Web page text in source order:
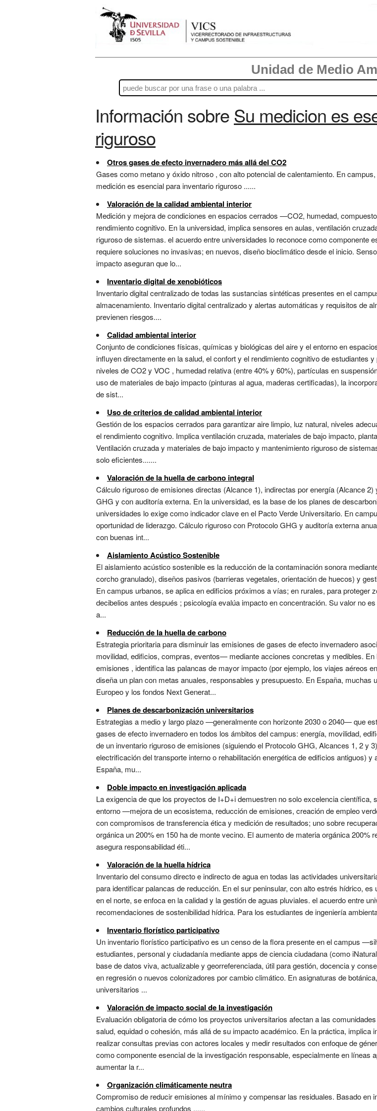
Unidad de Medio
Información sobreSu medicion es
riguroso
Otros gases de efecto invernadero más allá del CO2
Gases como metano y óxido nitroso , con alto potencial de calentamiento. En
medición es esencial para inventario riguroso ......
Valoración de la calidad ambiental interior
Medición y mejora de condiciones en espacios cerrados —CO2, humedad,
rendimiento cognitivo. En la universidad, implica sensores en aulas, ventilación
riguroso de sistemas. el acuerdo entre universidades lo reconoce como componente
requiere soluciones no invasivas; en nuevos, diseño bioclimático desde el inicio.
impacto aseguran que lo...
Inventario digital de xenobióticos
Inventario digital centralizado de todas las sustancias sintéticas presentes en el
almacenamiento. Inventario digital centralizado y alertas automáticas y requisitos de
previenen riesgos....
Calidad ambiental interior
Conjunto de condiciones físicas, químicas y biológicas del aire y el entorno en
influyen directamente en la salud, el confort y el rendimiento cognitivo de estudiantes
niveles de CO2 y VOC , humedad relativa (entre 40% y 60%), partículas en
uso de materiales de bajo impacto (pinturas al agua, maderas certificadas), la
de sist...
Uso de criterios de calidad ambiental interior
Gestión de los espacios cerrados para garantizar aire limpio, luz natural, niveles
el rendimiento cognitivo. Implica ventilación cruzada, materiales de bajo impacto,
Ventilación cruzada y materiales de bajo impacto y mantenimiento riguroso de
solo eficientes.......
Valoración de la huella de carbono integral
Cálculo riguroso de emisiones directas (Alcance 1), indirectas por energía (Alcance
GHG y con auditoría externa. En la universidad, es la base de los planes de
universidades lo exige como indicador clave en el Pacto Verde Universitario. En
oportunidad de liderazgo. Cálculo riguroso con Protocolo GHG y auditoría externa
con buenas int...
Aislamiento Acústico Sostenible
El aislamiento acústico sostenible es la reducción de la contaminación sonora
corcho granulado), diseños pasivos (barrieras vegetales, orientación de huecos) y
En campus urbanos, se aplica en edificios próximos a vías; en rurales, para proteger
decibelios antes después ; psicología evalúa impacto en concentración. Su valor no
a...
Reducción de la huella de carbono
Estrategia prioritaria para disminuir las emisiones de gases de efecto invernadero
movilidad, edificios, compras, eventos— mediante acciones concretas y medibles.
emisiones , identifica las palancas de mayor impacto (por ejemplo, los viajes aéreos
diseña un plan con metas anuales, responsables y presupuesto. En España, muchas
Europeo y los fondos Next Generat...
Planes de descarbonización universitarios
Estrategias a medio y largo plazo —generalmente con horizonte 2030 o 2040— que
gases de efecto invernadero en todos los ámbitos del campus: energía, movilidad,
de un inventario riguroso de emisiones (siguiendo el Protocolo GHG, Alcances 1, 2 y
electrificación del transporte interno o rehabilitación energética de edificios antiguos)
España, mu...
Doble impacto en investigación aplicada
La exigencia de que los proyectos de I+D+i demuestren no solo excelencia científica,
entorno —mejora de un ecosistema, reducción de emisiones, creación de empleo
con compromisos de transferencia ética y medición de resultados; uno sobre
orgánica un 200% en 150 ha de monte vecino. El aumento de materia orgánica 200%
asegura responsabilidad éti...
Valoración de la huella hídrica
Inventario del consumo directo e indirecto de agua en todas las actividades
para identificar palancas de reducción. En el sur peninsular, con alto estrés hídrico,
en el norte, se enfoca en la calidad y la gestión de aguas pluviales. el acuerdo entre
recomendaciones de sostenibilidad hídrica. Para los estudiantes de ingeniería
Inventario florístico participativo
Un inventario florístico participativo es un censo de la flora presente en el campus
estudiantes, personal y ciudadanía mediante apps de ciencia ciudadana (como
base de datos viva, actualizable y georreferenciada, útil para gestión, docencia y
en regresión o nuevos colonizadores por cambio climático. En asignaturas de
universitarios ...
Valoración de impacto social de la investigación
Evaluación obligatoria de cómo los proyectos universitarios afectan a las
salud, equidad o cohesión, más allá de su impacto académico. En la práctica,
realizar consultas previas con actores locales y medir resultados con enfoque de
como componente esencial de la investigación responsable, especialmente en líneas
aumentar la r...
Organización climáticamente neutra
Compromiso de reducir emisiones al mínimo y compensar las residuales. Basado en
cambios culturales profundos ......